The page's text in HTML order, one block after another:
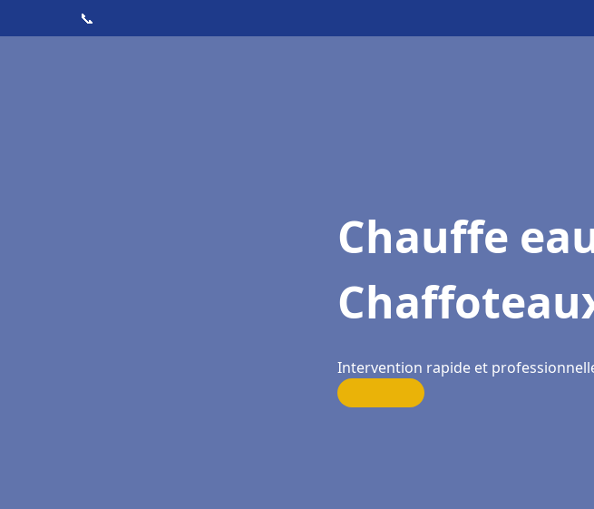
📞
Chauffe
Intervention rapide et